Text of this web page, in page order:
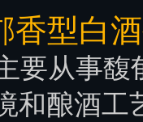
香型白
要从事馥
酿酒工